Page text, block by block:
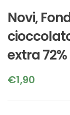
Novi,
extra 72%
€1,90